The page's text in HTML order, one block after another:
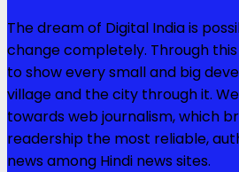
The dream of Digital India is
change completely. Through
to show every small and big
village and the city through it.
towards web journalism, which
readership the most reliable,
news among Hindi news sites.